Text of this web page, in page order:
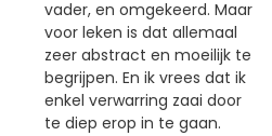
vader, en omgekeerd. Maar
voor leken is dat allemaal
zeer abstract en moeilijk te
begrijpen. En ik vrees dat ik
enkel verwarring zaai door
te diep erop in te gaan.